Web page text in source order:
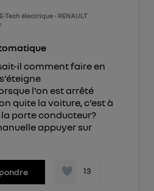
Tech électrique - RENAULT
il comment faire en
l'on est arrêté
quite la voiture, c'est à
porte conducteur?
appuyer sur
13